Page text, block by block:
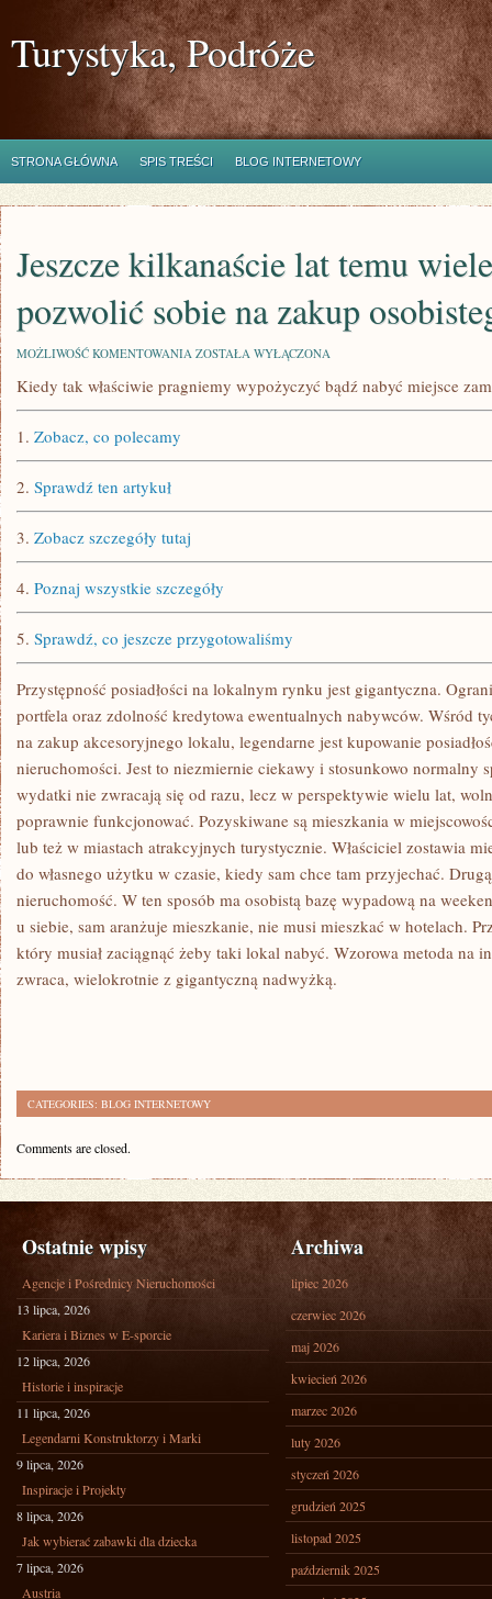
Turystyka, Podróże
STRONA GŁÓWNA SPIS TREŚCI BLOG INTERNETOWY
Jeszcze kilkanaście lat temu
pozwolić sobie na zakup
MOŻLIWOŚĆ KOMENTOWANIA JESZCZE
LAT
TEMU
ZAKUP
ZOSTAŁA WYŁĄCZONA
Kiedy tak właściwie pragniemy wypożyczyć bądź nabyć miejsce
1. Zobacz, co polecamy
2. Sprawdź ten artykuł
3. Zobacz szczegóły tutaj
4. Poznaj wszystkie szczegóły
5. Sprawdź, co jeszcze przygotowaliśmy
Przystępność posiadłości na lokalnym rynku jest gigantyczna.
portfela oraz zdolność kredytowa ewentualnych nabywców. Wśród
na zakup akcesoryjnego lokalu, legendarne jest kupowanie
nieruchomości. Jest to niezmiernie ciekawy i stosunkowo normalny
wydatki nie zwracają się od razu, lecz w perspektywie wielu lat,
poprawnie funkcjonować. Pozyskiwane są mieszkania w
lub też w miastach atrakcyjnych turystycznie. Właściciel zostawia
do własnego użytku w czasie, kiedy sam chce tam przyjechać.
nieruchomość. W ten sposób ma osobistą bazę wypadową na
u siebie, sam aranżuje mieszkanie, nie musi mieszkać w hotelach.
który musiał zaciągnąć żeby taki lokal nabyć. Wzorowa metoda na
zwraca, wielokrotnie z gigantyczną nadwyżką.
CATEGORIES: BLOG INTERNETOWY
Comments are closed.
Ostatnie wpisy
Agencje i Pośrednicy Nieruchomości
13 lipca, 2026
Kariera i Biznes w E-sporcie
12 lipca, 2026
Historie i inspiracje
11 lipca, 2026
Legendarni Konstruktorzy i Marki
9 lipca, 2026
Inspiracje i Projekty
8 lipca, 2026
Jak wybierać zabawki dla dziecka
7 lipca, 2026
Austria
Archiwa
lipiec 2026
czerwiec 2026
maj 2026
kwiecień 2026
marzec 2026
luty 2026
styczeń 2026
grudzień 2025
listopad 2025
październik 2025